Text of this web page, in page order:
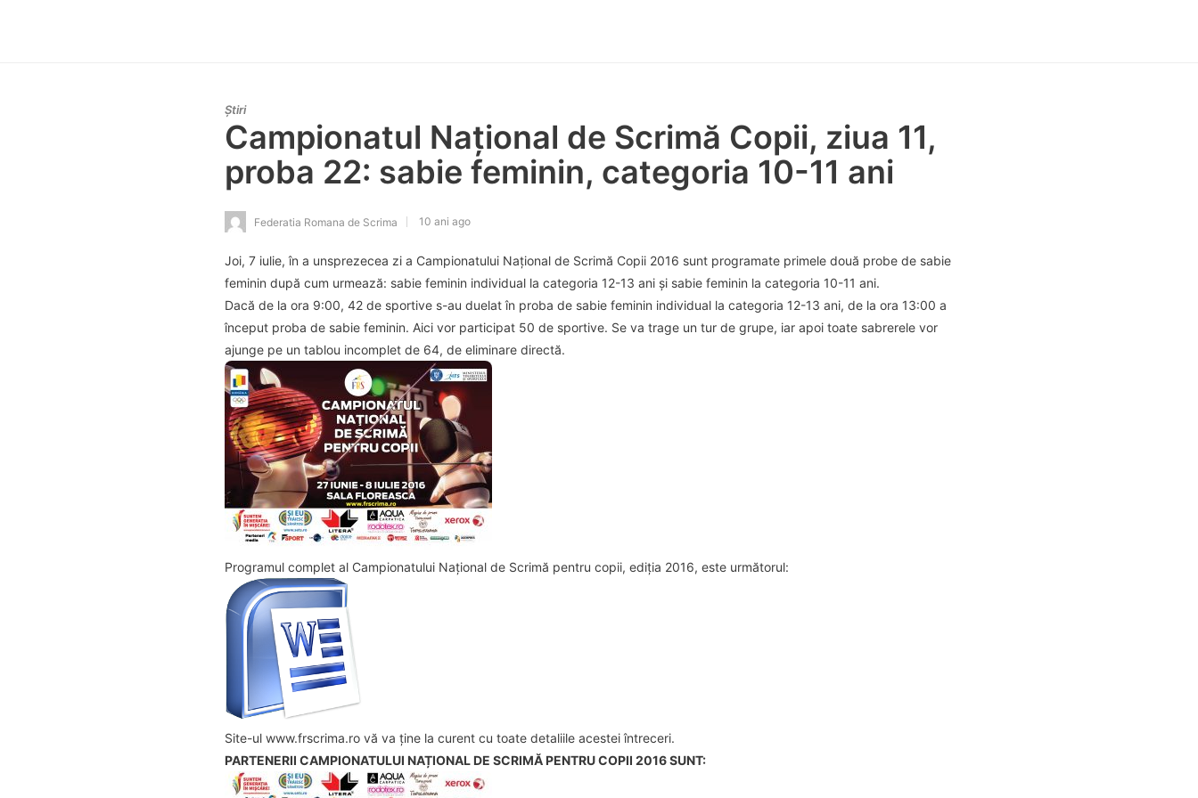
Știri
Campionatul Național de Scrimă Copii, ziua 11,
proba 22: sabie feminin, categoria 10-11 ani
Federatia Romana de Scrima 10 ani ago
Joi, 7 iulie, în a unsprezecea zi a Campionatului Național de Scrimă Copii 2016 sunt programate primele două probe de sabie
feminin după cum urmează: sabie feminin individual la categoria 12-13 ani și sabie feminin la categoria 10-11 ani.
Dacă de la ora 9:00, 42 de sportive s-au duelat în proba de sabie feminin individual la categoria 12-13 ani, de la ora 13:00 a
început proba de sabie feminin. Aici vor participat 50 de sportive. Se va trage un tur de grupe, iar apoi toate sabrerele vor
ajunge pe un tablou incomplet de 64, de eliminare directă.
Programul complet al Campionatului Național de Scrimă pentru copii, ediția 2016, este următorul:
Site-ul www.frscrima.ro vă va ține la curent cu toate detaliile acestei întreceri.
PARTENERII CAMPIONATULUI NAȚIONAL DE SCRIMĂ PENTRU COPII 2016 SUNT: